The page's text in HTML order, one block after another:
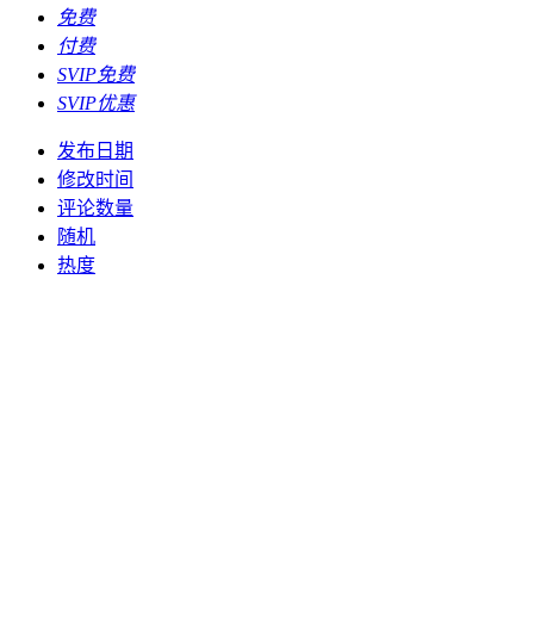
免费
付费
SVIP免费
SVIP优惠
发布日期
修改时间
评论数量
随机
热度